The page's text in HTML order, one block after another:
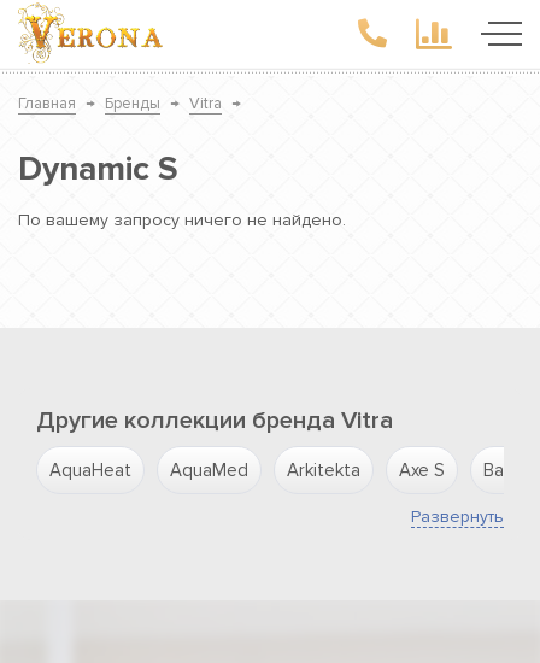
Главная → Бренды → Vitra →
Dynamic S
По вашему запросу ничего не найдено.
Другие коллекции бренда Vitra
AquaHeat AquaMed Arkitekta Axe S
Развернуть